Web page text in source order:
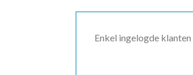
Enkel ingelogde